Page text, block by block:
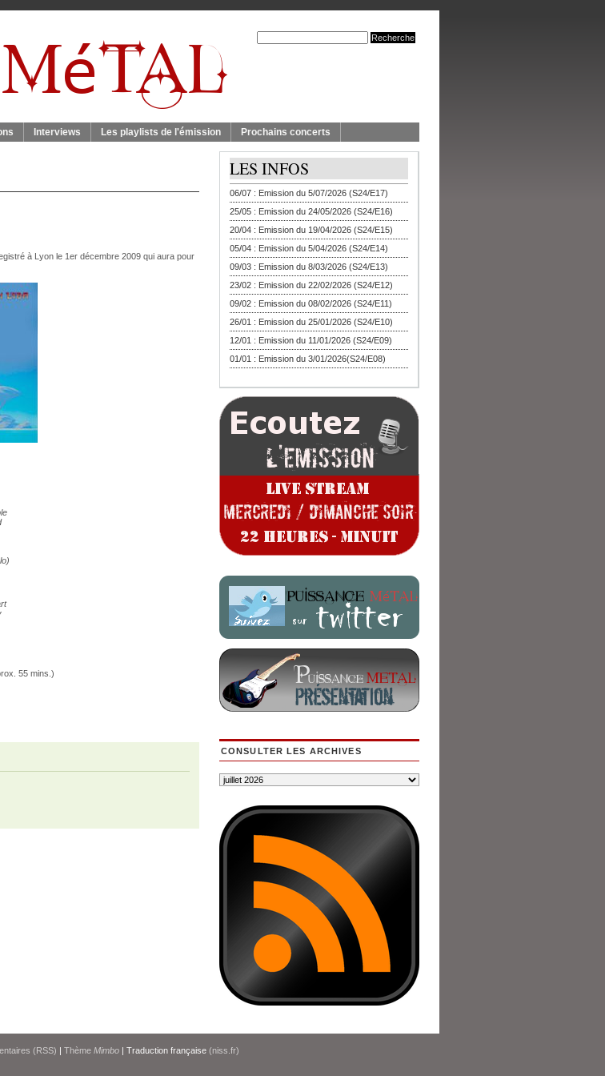
Interviews Les playlists de l'émission Prochains concerts
à Lyon le 1er décembre 2009 qui aura pour
55 mins.)
LES INFOS
06/07 : Emission du 5/07/2026 (S24/E17)
25/05 : Emission du 24/05/2026 (S24/E16)
20/04 : Emission du 19/04/2026 (S24/E15)
05/04 : Emission du 5/04/2026 (S24/E14)
09/03 : Emission du 8/03/2026 (S24/E13)
23/02 : Emission du 22/02/2026 (S24/E12)
09/02 : Emission du 08/02/2026 (S24/E11)
26/01 : Emission du 25/01/2026 (S24/E10)
12/01 : Emission du 11/01/2026 (S24/E09)
01/01 : Emission du 3/01/2026(S24/E08)
CONSULTER LES ARCHIVES
(RSS) | Thème Mimbo | Traduction française (niss.fr)